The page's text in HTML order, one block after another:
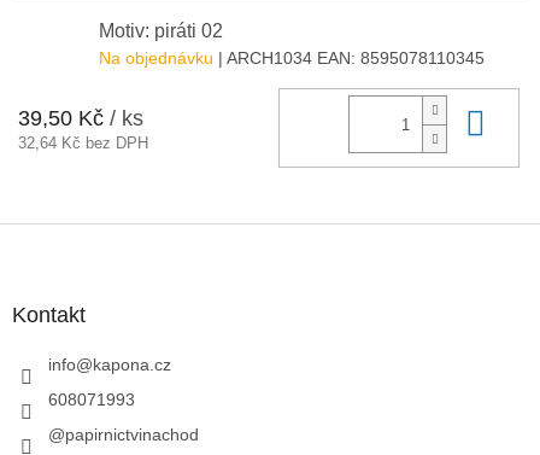
Motiv: piráti 02
Na objednávku | ARCH1034 EAN: 8595078110345
39,50 Kč / ks
32,64 Kč bez DPH
Kontakt
info@kapona.cz
608071993
@papirnictvinachod